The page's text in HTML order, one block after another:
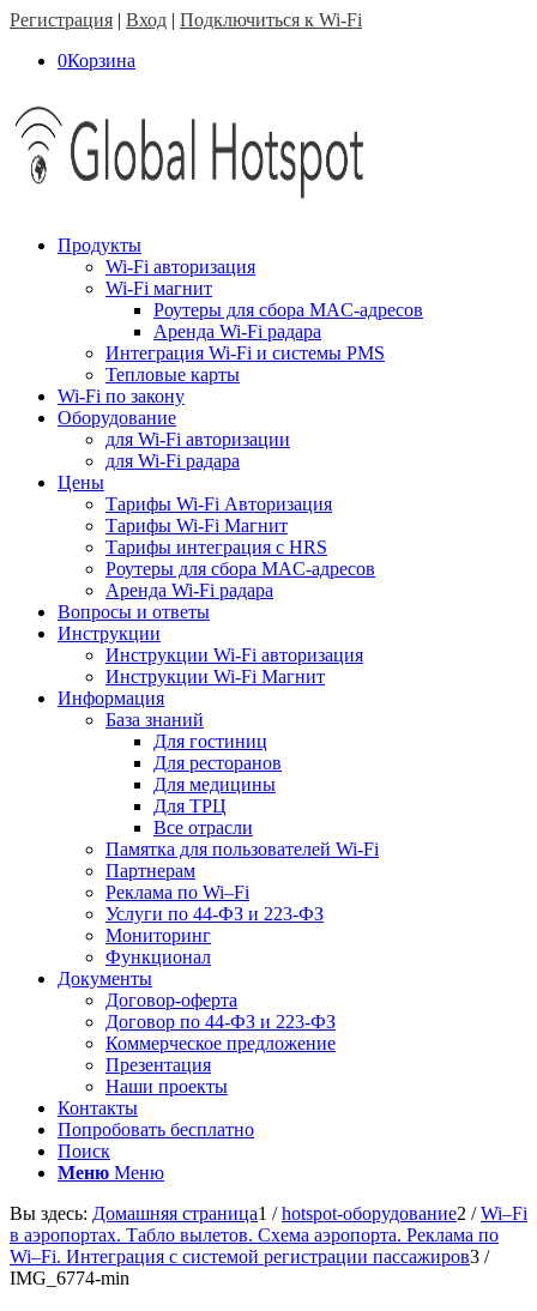
Регистрация | Вход | Подключиться к Wi-Fi
0Корзина
Продукты
Wi-Fi авторизация
Wi-Fi магнит
Роутеры для сбора MAC-адресов
Аренда Wi-Fi радара
Интеграция Wi-Fi и системы PMS
Тепловые карты
Wi-Fi по закону
Оборудование
для Wi-Fi авторизации
для Wi-Fi радара
Цены
Тарифы Wi-Fi Авторизация
Тарифы Wi-Fi Магнит
Тарифы интеграция с HRS
Роутеры для сбора MAC-адресов
Аренда Wi-Fi радара
Вопросы и ответы
Инструкции
Инструкции Wi-Fi авторизация
Инструкции Wi-Fi Магнит
Информация
База знаний
Для гостиниц
Для ресторанов
Для медицины
Для ТРЦ
Все отрасли
Памятка для пользователей Wi-Fi
Партнерам
Реклама по Wi–Fi
Услуги по 44-ФЗ и 223-ФЗ
Мониторинг
Функционал
Документы
Договор-оферта
Договор по 44-ФЗ и 223-ФЗ
Коммерческое предложение
Презентация
Наши проекты
Контакты
Попробовать бесплатно
Поиск
Меню Меню
Вы здесь: Домашняя страница1 / hotspot-оборудование2 / Wi–Fi
в аэропортах. Табло вылетов. Схема аэропорта. Реклама по
Wi–Fi. Интеграция с системой регистрации пассажиров3 /
IMG_6774-min